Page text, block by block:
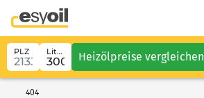
PLZ Liter Heizölpreise vergleichen
404